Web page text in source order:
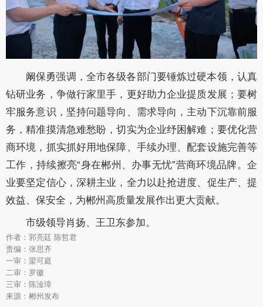
阚保勇强调，全市各级各部门要锤炼过硬本领， 认真
钻研业务 ， 争做行家里手 ， 更好助力企业提质发展 ； 要树
牢服务意识，坚持问题导向、需求导向， 主动下沉靠前服
务，精准摸清急难愁盼，切实为企业纾困解难 ；要优化营
商环境， 抓实抓好用地保障、手续办理、配套设施完善等
工作， 持续擦亮“身在郴州、办事无忧”营商环境品牌。企
业要坚定信心，深耕主业， 全力以赴抢进度、促生产、提
效益、 保安全，为郴州高质量发展作出更大贡献。
市级领导肖扬、王卫东参加。
作者：郭亮廷 陈哲君
责编：张思齐
一审：梁可庭
二审：罗徽
三审：陈淦璋
来源：郴州发布